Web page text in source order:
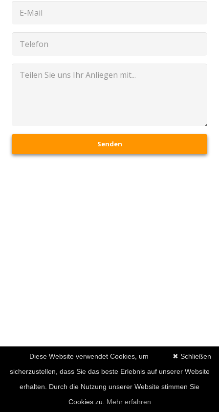
Senden
✖ Schließen
Diese Website verwendet Cookies, um
sicherzustellen, dass Sie das beste Erlebnis auf unserer Website
erhalten. Durch die Nutzung unserer Website stimmen Sie
Cookies zu. Mehr erfahren